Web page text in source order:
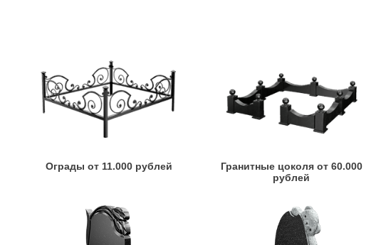
Ограды от 11.000 рублей
Гранитные цоколя от 60.000
рублей